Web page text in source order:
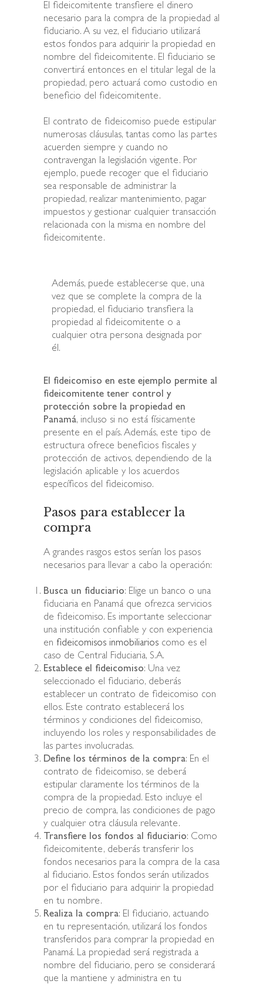
El fideicomitente transfiere el dinero
necesario para la compra de la propiedad al
fiduciario. A su vez, el fiduciario utilizará
estos fondos para adquirir la propiedad en
nombre del fideicomitente. El fiduciario se
convertirá entonces en el titular legal de la
propiedad, pero actuará como custodio en
beneficio del fideicomitente.
El contrato de fideicomiso puede estipular
numerosas cláusulas, tantas como las partes
acuerden siempre y cuando no
contravengan la legislación vigente. Por
ejemplo, puede recoger que el fiduciario
sea responsable de administrar la
propiedad, realizar mantenimiento, pagar
impuestos y gestionar cualquier transacción
relacionada con la misma en nombre del
fideicomitente.
Además, puede establecerse que, una
vez que se complete la compra de la
propiedad, el fiduciario transfiera la
propiedad al fideicomitente o a
cualquier otra persona designada por
él.
El fideicomiso en este ejemplo permite al
fideicomitente tener control y
protección sobre la propiedad en
Panamá, incluso si no está físicamente
presente en el país. Además, este tipo de
estructura ofrece beneficios fiscales y
protección de activos, dependiendo de la
legislación aplicable y los acuerdos
específicos del fideicomiso.
Pasos para establecer la
compra
A grandes rasgos estos serían los pasos
necesarios para llevar a cabo la operación:
Busca un fiduciario: Elige un banco o una
fiduciaria en Panamá que ofrezca servicios
de fideicomiso. Es importante seleccionar
una institución confiable y con experiencia
en fideicomisos inmobiliarios como es el
caso de Central Fiduciaria, S.A.
Establece el fideicomiso: Una vez
seleccionado el fiduciario, deberás
establecer un contrato de fideicomiso con
ellos. Este contrato establecerá los
términos y condiciones del fideicomiso,
incluyendo los roles y responsabilidades de
las partes involucradas.
Define los términos de la compra: En el
contrato de fideicomiso, se deberá
estipular claramente los términos de la
compra de la propiedad. Esto incluye el
precio de compra, las condiciones de pago
y cualquier otra cláusula relevante.
Transfiere los fondos al fiduciario: Como
fideicomitente, deberás transferir los
fondos necesarios para la compra de la casa
al fiduciario. Estos fondos serán utilizados
por el fiduciario para adquirir la propiedad
en tu nombre.
Realiza la compra: El fiduciario, actuando
en tu representación, utilizará los fondos
transferidos para comprar la propiedad en
Panamá. La propiedad será registrada a
nombre del fiduciario, pero se considerará
que la mantiene y administra en tu